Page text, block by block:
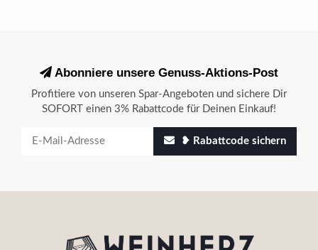
Abonniere unsere Genuss-Aktions-Post
Profitiere von unseren Spar-Angeboten und sichere Dir
SOFORT einen 3% Rabattcode für Deinen Einkauf!
❥ Rabattcode sichern